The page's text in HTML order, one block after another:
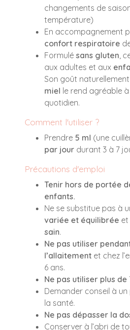
changements de
température)
En accompagnement
confort respiratoire
Formulé sans gluten ,
aux adultes et aux
Son goût
miel le rend agréable
quotidien.
Comment l'utiliser ?
Prendre 5 ml (une
par jour durant 3 à 7
Précautions d'emploi
Tenir hors de portée
enfants.
Ne se substitue pas à
variée et équilibrée et
sain.
Ne pas utiliser
l’allaitement et chez
6 ans.
Ne pas utiliser plus de
Demander conseil à
la santé.
Ne pas dépasser la
Conserver à l’abri de